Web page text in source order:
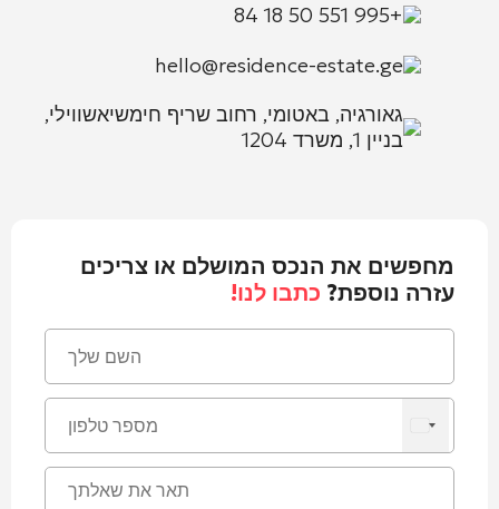
+995 551 50 18 84
hello@residence-estate.ge
גאורגיה, באטומי, רחוב שריף חימשיאשווילי,
בניין 1, משרד 1204
מחפשים את הנכס המושלם או צריכים
עזרה נוספת? כתבו לנו!